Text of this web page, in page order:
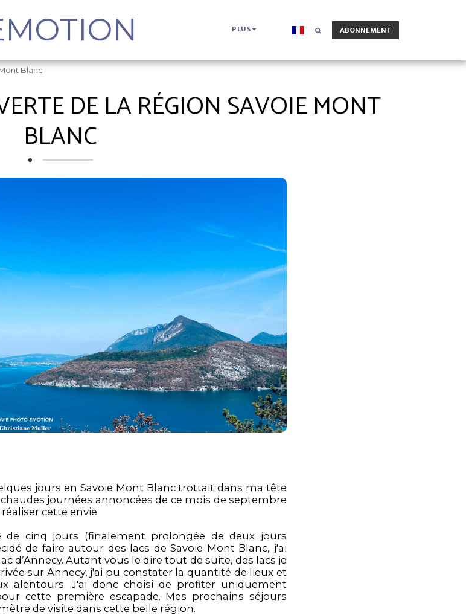
PLUS ABONNEMENT
Blanc
DE LA RÉGION SAVOIE MONT
BLANC
jours en Savoie Mont Blanc trottait dans ma tête
journées annoncées de ce mois de septembre
cette envie.
de cinq jours (finalement prolongée de deux jours
de faire autour des lacs de Savoie Mont Blanc, j'ai
d’Annecy. Autant vous le dire tout de suite, des lacs je
sur Annecy, j'ai pu constater la quantité de lieux et
alentours. J'ai donc choisi de profiter uniquement
cette première escapade. Mes prochains séjours
de visite dans cette belle région.